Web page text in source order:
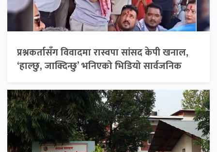
प्रश्नकर्तासँग विवादमा रास्वपा सांसद केपी खनाल,
‘हाल्छु, जाक्दिन्छु’ भनिएको भिडियो सार्वजनिक